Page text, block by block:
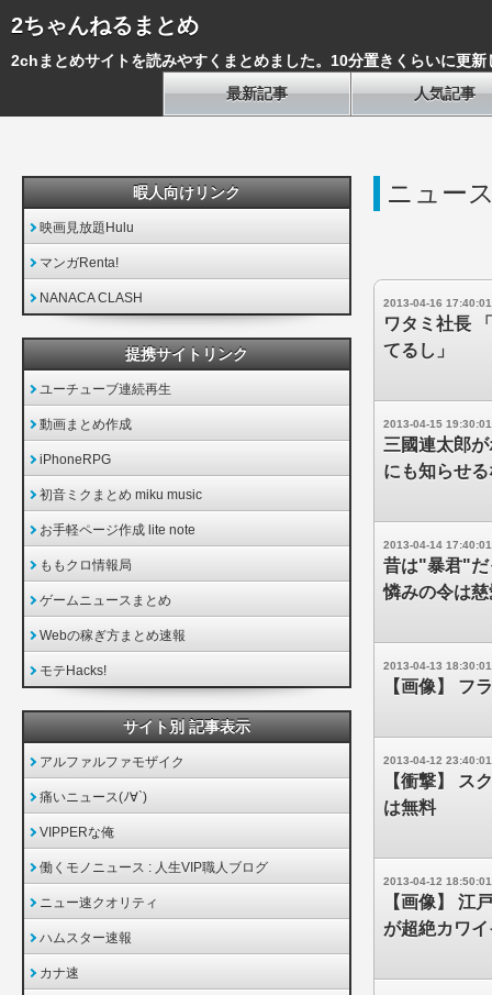
2ちゃんねるまとめ
2chまとめサイトを読みやすくまとめました。10分置きくらいに更新
最新記事
人気記事
ニュー
2013-04-16 17:40:01
ワタミ社長
てるし」
2013-04-15 19:30:01
三國連太郎
にも知らせ
2013-04-14 17:40:01
昔は"暴君"
憐みの令は
2013-04-13 18:30:01
【画像】 フ
2013-04-12 23:40:01
【衝撃】
は無料
2013-04-12 18:50:01
【画像】 江
が超絶カワ
暇人向けリンク
映画見放題Hulu
マンガRenta!
NANACA CLASH
提携サイトリンク
ユーチューブ連続再生
動画まとめ作成
iPhoneRPG
初音ミクまとめ miku music
お手軽ページ作成 lite note
ももクロ情報局
ゲームニュースまとめ
Webの稼ぎ方まとめ速報
モテHacks!
サイト別 記事表示
アルファルファモザイク
痛いニュース(ﾉ∀`)
VIPPERな俺
働くモノニュース : 人生VIP職人ブログ
ニュー速クオリティ
ハムスター速報
カナ速